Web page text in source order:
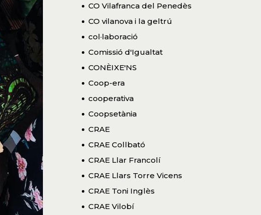
CO Vilafranca del Penedès
CO vilanova i la geltrú
col·laboració
Comissió d'Igualtat
CONÈIXE'NS
Coop-era
cooperativa
Coopsetània
CRAE
CRAE Collbató
CRAE Llar Francolí
CRAE Llars Torre Vicens
CRAE Toni Inglès
CRAE Vilobí